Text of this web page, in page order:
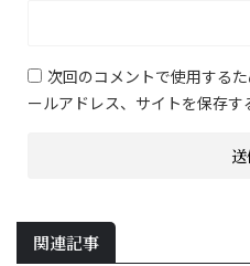
次回のコメントで使用する
ールアドレス、サイトを保存す
関連記事